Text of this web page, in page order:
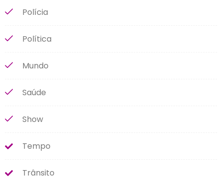
Polícia
Política
Mundo
Saúde
Show
Tempo
Trânsito